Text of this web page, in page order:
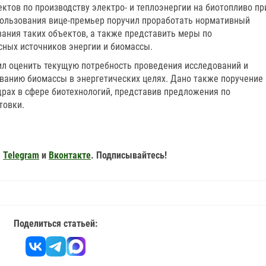
по производству электро- и теплоэнергии на биотопливо
вице-премьер поручил проработать нормативный
таких объектов, а также представить меры по
источников энергии и биомассы.
оценить текущую потребность проведения исследований и
биомассы в энергетических целях. Дано также поручение
в сфере биотехнологий, представив предложения по
Telegram и Вконтакте. Подписывайтесь!
Поделиться статьей: